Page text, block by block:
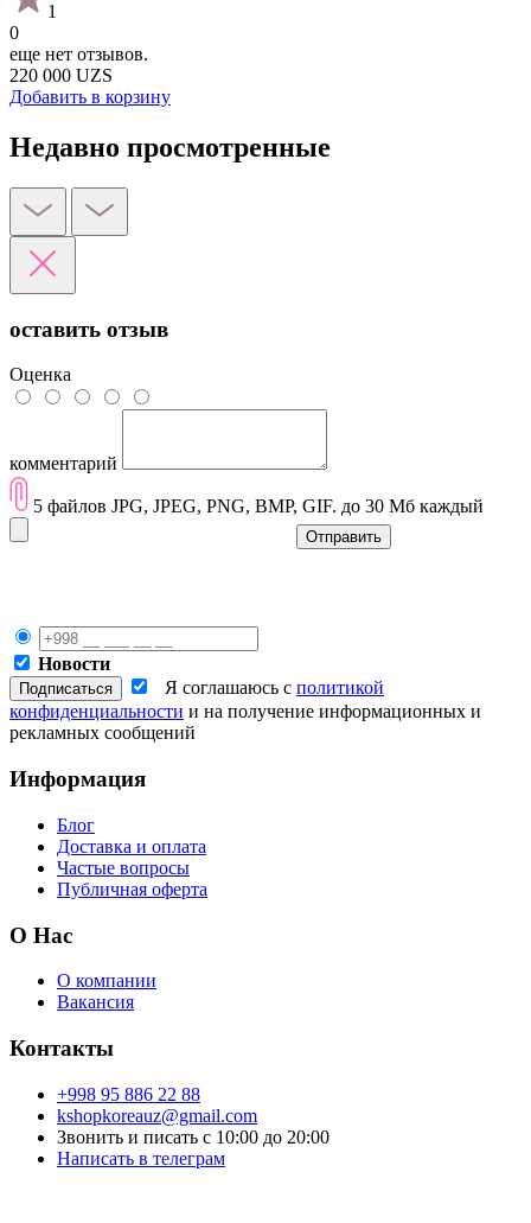
1
0
еще нет отзывов.
220 000 UZS
Добавить в корзину
Недавно просмотренные
оставить отзыв
Оценка
комментарий
5 файлов JPG, JPEG, PNG, BMP, GIF. до 30 Мб каждый
Отправить
Новости
Я соглашаюсь с политикой
конфиденциальности и на получение информационных и
рекламных сообщений
Информация
Блог
Доставка и оплата
Частые вопросы
Публичная оферта
О Нас
О компании
Вакансия
Контакты
+998 95 886 22 88
kshopkoreauz@gmail.com
Звонить и писать с 10:00 до 20:00
Написать в телеграм